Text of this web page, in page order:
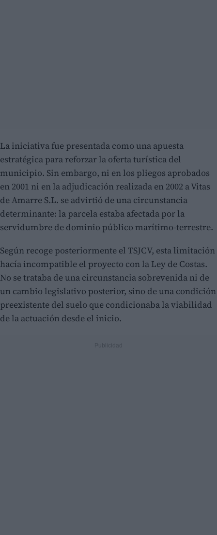
La iniciativa fue presentada como una apuesta
estratégica para reforzar la oferta turística del
municipio. Sin embargo, ni en los pliegos aprobados
en 2001 ni en la adjudicación realizada en 2002 a Vitas
de Amarre S.L. se advirtió de una circunstancia
determinante: la parcela estaba afectada por la
servidumbre de dominio público marítimo-terrestre.
Según recoge posteriormente el TSJCV, esta limitación
hacía incompatible el proyecto con la Ley de Costas.
No se trataba de una circunstancia sobrevenida ni de
un cambio legislativo posterior, sino de una condición
preexistente del suelo que condicionaba la viabilidad
de la actuación desde el inicio.